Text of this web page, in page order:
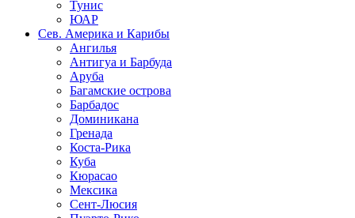
Тунис
ЮАР
Сев. Америка и Карибы
Ангилья
Антигуа и Барбуда
Аруба
Багамские острова
Барбадос
Доминикана
Гренада
Коста-Рика
Куба
Кюрасао
Мексика
Сент-Люсия